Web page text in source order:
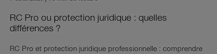
RC Pro ou protection juridique : quelles
différences ?
RC Pro et protection juridique professionnelle : comprendre